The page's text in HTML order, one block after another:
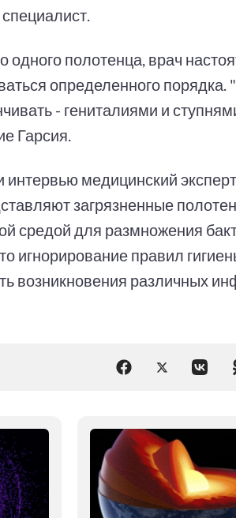
одного полотенца, врач
определенного порядка.
- гениталиями и
Гарсия.
интервью медицинский
загрязненные
средой для размножения
игнорирование правил
возникновения различных